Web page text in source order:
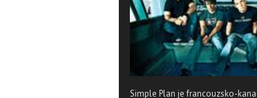
Simple Plan je francouzsko-